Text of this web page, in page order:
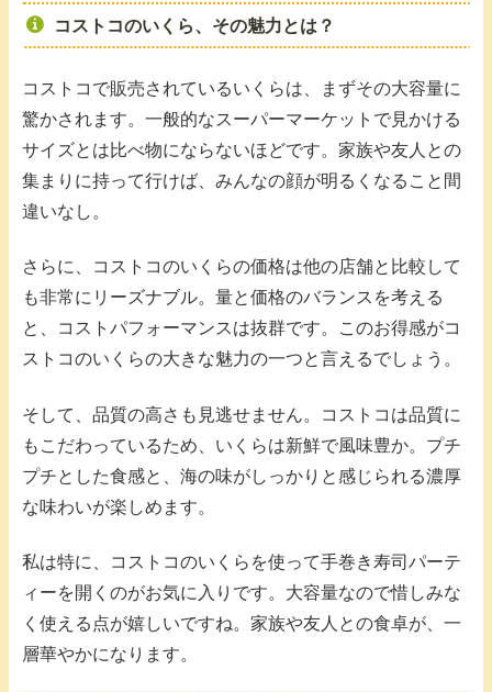
コストコのいくら、その魅力とは？
コストコで販売されているいくらは、まずその大容量に
驚かされます。一般的なスーパーマーケットで見かける
サイズとは比べ物にならないほどです。家族や友人との
集まりに持って行けば、みんなの顔が明るくなること間
違いなし。
さらに、コストコのいくらの価格は他の店舗と比較して
も非常にリーズナブル。量と価格のバランスを考える
と、コストパフォーマンスは抜群です。このお得感がコ
ストコのいくらの大きな魅力の一つと言えるでしょう。
そして、品質の高さも見逃せません。コストコは品質に
もこだわっているため、いくらは新鮮で風味豊か。プチ
プチとした食感と、海の味がしっかりと感じられる濃厚
な味わいが楽しめます。
私は特に、コストコのいくらを使って手巻き寿司パーテ
ィーを開くのがお気に入りです。大容量なので惜しみな
く使える点が嬉しいですね。家族や友人との食卓が、一
層華やかになります。